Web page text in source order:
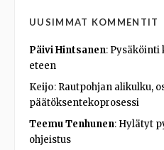
UUSIMMAT KOMMENTIT
Päivi Hintsanen: Pysäköinti
eteen
Keijo: Rautpohjan alikulku,
päätöksentekoprosessi
Teemu Tenhunen: Hylätyt
ohjeistus